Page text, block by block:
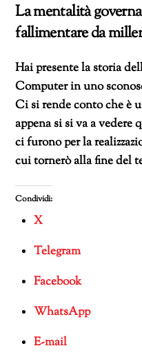
La mentalità
fallimentare da
Hai presente la storia
Computer in uno
Ci si rende conto che è
appena si si va a
ci furono per la
cui tornerò alla fine del
Condividi:
X
Telegram
Facebook
WhatsApp
E-mail